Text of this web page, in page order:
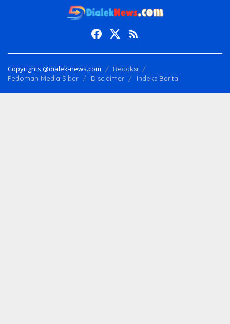
Copyrights @dialek-news.com
Redaksi
Pedoman Media Siber
Disclaimer Indeks Berita